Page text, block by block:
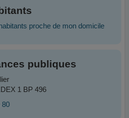
proche de mon domicile
publiques
1 BP 496
80